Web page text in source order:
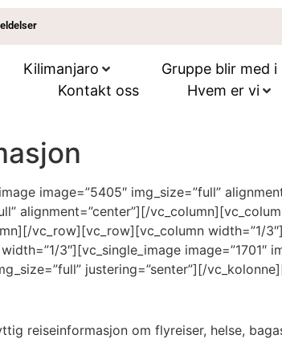
Kilimanjaro Gruppe blir med i
Kontakt oss
Hvem er vi
image=”5405″ img_size=”full”
alignment=”center”][/
vc_row][vc_row][vc_column width=”1/
3″][vc_single_image image=”1701″
justering=”senter”][/
reiseinformasjon om flyreiser, helse,